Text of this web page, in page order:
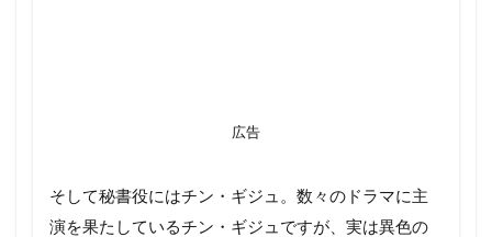
広告
そして秘書役にはチン・ギジュ。数々のドラマに主
演を果たしているチン・ギジュですが、実は異色の